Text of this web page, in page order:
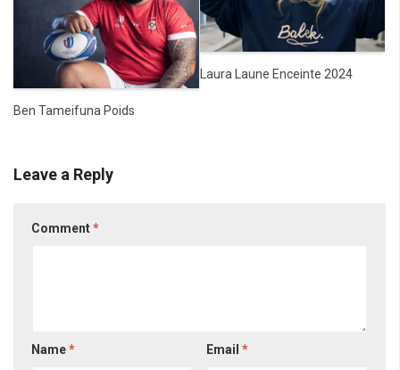
Ben Tameifuna Poids
Laura Laune Enceinte 2024
Leave a Reply
Comment*
Name* Email*